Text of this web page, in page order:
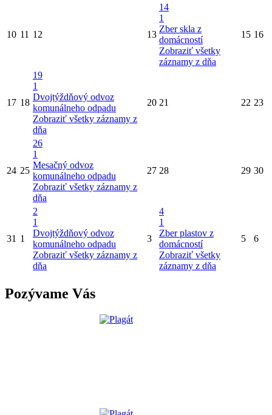
10 11 12 13
14
1
Zber skla z
domácností
Zobraziť všetky
záznamy z dňa
15 16
17 18
19
1
Dvojtýždňový odvoz
komunálneho odpadu
Zobraziť všetky záznamy z
dňa
20 21 22 23
24 25
26
1
Mesačný odvoz
komunálneho odpadu
Zobraziť všetky záznamy z
dňa
27 28 29 30
31 1
2
1
Dvojtýždňový odvoz
komunálneho odpadu
Zobraziť všetky záznamy z
dňa
3
4
1
Zber plastov z
domácností
Zobraziť všetky
záznamy z dňa
5 6
Pozývame Vás